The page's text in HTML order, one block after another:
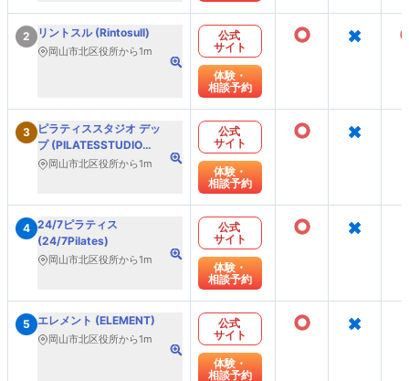
2 リントスル (Rintosull)
岡山市北区役所から1m
公式
サイト
体験・
相談予約
○ ×
3
ピラティススタジオ デッ
プ (PILATESSTUDIO
DEP)岡山市北区役所から1m
公式
サイト
体験・
相談予約
○ ×
4 24/7ピラティス
(24/7Pilates)
岡山市北区役所から1m
公式
サイト
体験・
相談予約
○ ×
5 エレメント (ELEMENT)
岡山市北区役所から1m
公式
サイト
体験・
相談予約
○ ×